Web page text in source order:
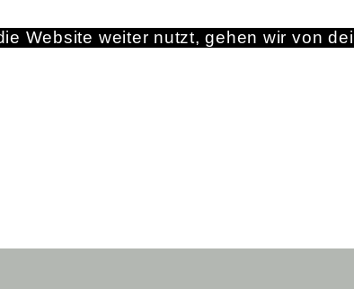
Website weiter nutzt, gehen wir von